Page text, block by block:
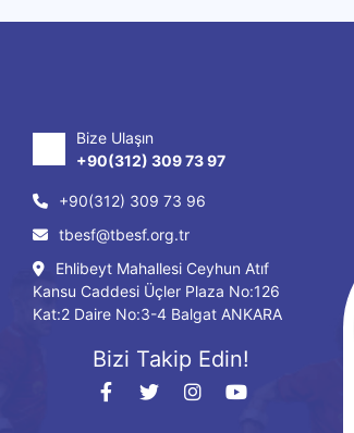
Bize Ulaşın
+90(312) 309 73 97
+90(312) 309 73 96
tbesf@tbesf.org.tr
Ehlibeyt Mahallesi Ceyhun Atıf
Kansu Caddesi Üçler Plaza No:126
Kat:2 Daire No:3-4 Balgat ANKARA
Bizi Takip Edin!